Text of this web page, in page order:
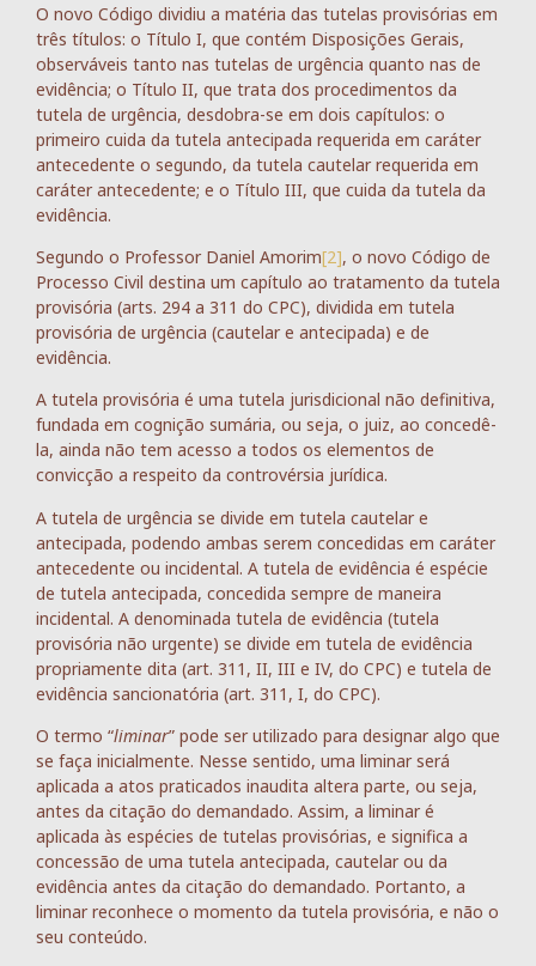
O novo Código dividiu a matéria das tutelas provisórias em
três títulos: o Título I, que contém Disposições Gerais,
observáveis tanto nas tutelas de urgência quanto nas de
evidência; o Título II, que trata dos procedimentos da
tutela de urgência, desdobra-se em dois capítulos: o
primeiro cuida da tutela antecipada requerida em caráter
antecedente o segundo, da tutela cautelar requerida em
caráter antecedente; e o Título III, que cuida da tutela da
evidência.
Segundo o Professor Daniel Amorim[2], o novo Código de
Processo Civil destina um capítulo ao tratamento da tutela
provisória (arts. 294 a 311 do CPC), dividida em tutela
provisória de urgência (cautelar e antecipada) e de
evidência.
A tutela provisória é uma tutela jurisdicional não definitiva,
fundada em cognição sumária, ou seja, o juiz, ao concedê-
la, ainda não tem acesso a todos os elementos de
convicção a respeito da controvérsia jurídica.
A tutela de urgência se divide em tutela cautelar e
antecipada, podendo ambas serem concedidas em caráter
antecedente ou incidental. A tutela de evidência é espécie
de tutela antecipada, concedida sempre de maneira
incidental. A denominada tutela de evidência (tutela
provisória não urgente) se divide em tutela de evidência
propriamente dita (art. 311, II, III e IV, do CPC) e tutela de
evidência sancionatória (art. 311, I, do CPC).
O termo “liminar” pode ser utilizado para designar algo que
se faça inicialmente. Nesse sentido, uma liminar será
aplicada a atos praticados inaudita altera parte, ou seja,
antes da citação do demandado. Assim, a liminar é
aplicada às espécies de tutelas provisórias, e significa a
concessão de uma tutela antecipada, cautelar ou da
evidência antes da citação do demandado. Portanto, a
liminar reconhece o momento da tutela provisória, e não o
seu conteúdo.